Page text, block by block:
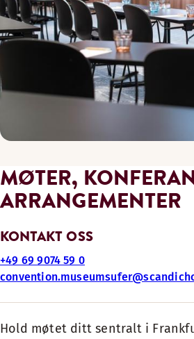
MØTER,
ARRANGEMENTER
KONTAKT OSS
+49 69 9074 59 0
Hold møtet ditt sentralt i